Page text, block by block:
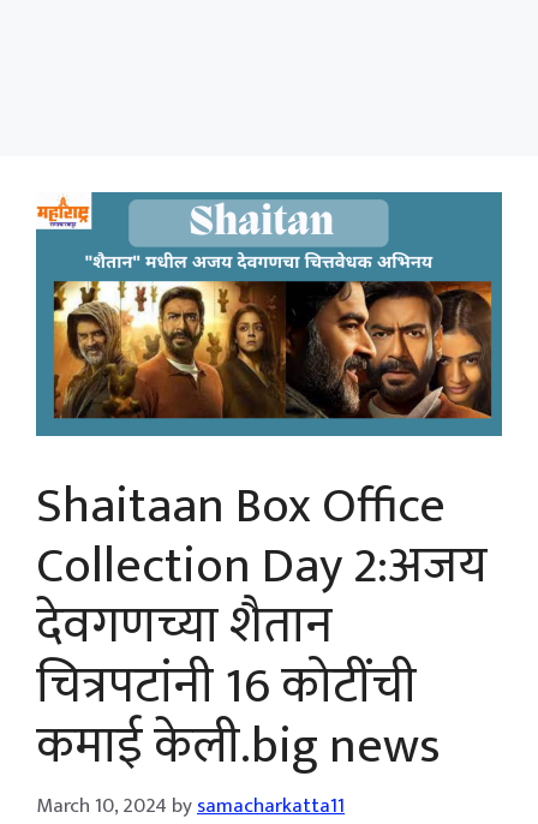
Shaitaan Box Office
Collection Day 2:अजय
देवगणच्या शैतान
चित्रपटांनी 16 कोटींची
कमाई केली.big news
March 10, 2024 bysamacharkatta11